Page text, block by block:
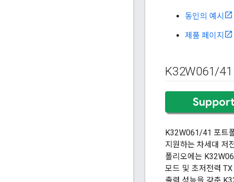
동인의 예시
제품 페이지
K32W061/41
K32W061/41 포트
지원하는 차세대 저
폴리오에는
모드 및 초저전력
출력 성능을 갖춘